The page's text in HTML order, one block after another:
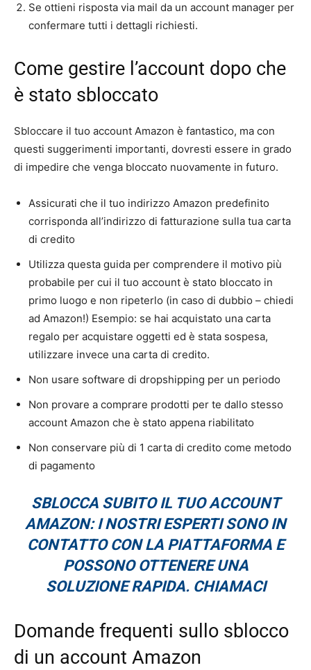
Se ottieni risposta via mail da un account manager per
confermare tutti i dettagli richiesti.
Come gestire l’account dopo che
è stato sbloccato
Sbloccare il tuo account Amazon è fantastico, ma con
questi suggerimenti importanti, dovresti essere in grado
di impedire che venga bloccato nuovamente in futuro.
Assicurati che il tuo indirizzo Amazon predefinito
corrisponda all’indirizzo di fatturazione sulla tua carta
di credito
Utilizza questa guida per comprendere il motivo più
probabile per cui il tuo account è stato bloccato in
primo luogo e non ripeterlo (in caso di dubbio – chiedi
ad Amazon!) Esempio: se hai acquistato una carta
regalo per acquistare oggetti ed è stata sospesa,
utilizzare invece una carta di credito.
Non usare software di dropshipping per un periodo
Non provare a comprare prodotti per te dallo stesso
account Amazon che è stato appena riabilitato
Non conservare più di 1 carta di credito come metodo
di pagamento
SBLOCCA SUBITO IL TUO ACCOUNT
AMAZON: I NOSTRI ESPERTI SONO IN
CONTATTO CON LA PIATTAFORMA E
POSSONO OTTENERE UNA
SOLUZIONE RAPIDA. CHIAMACI
Domande frequenti sullo sblocco
di un account Amazon